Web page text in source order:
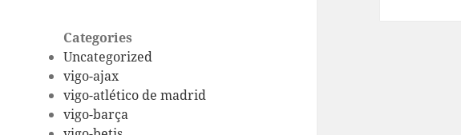
Categories
Uncategorized
vigo-ajax
vigo-atlético de madrid
vigo-barça